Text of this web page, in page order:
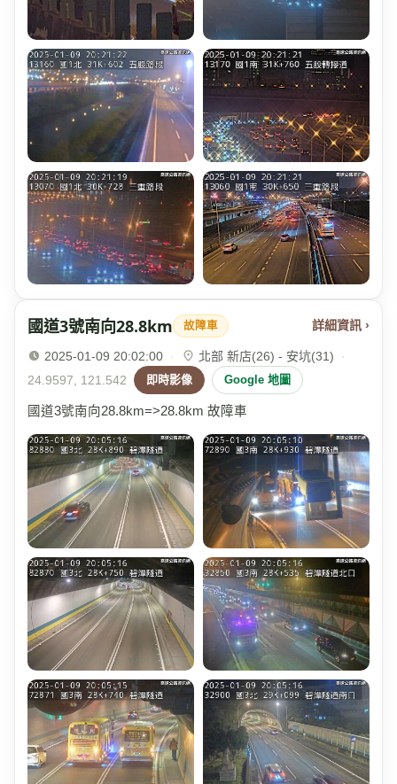
國道3號南向28.8km 故障車 詳細資訊 ›
2025-01-09 20:02:00 · 北部 新店(26) - 安坑(31)
·
24.9597, 121.542
即時影像 Google 地圖
國道3號南向28.8km=>28.8km 故障車